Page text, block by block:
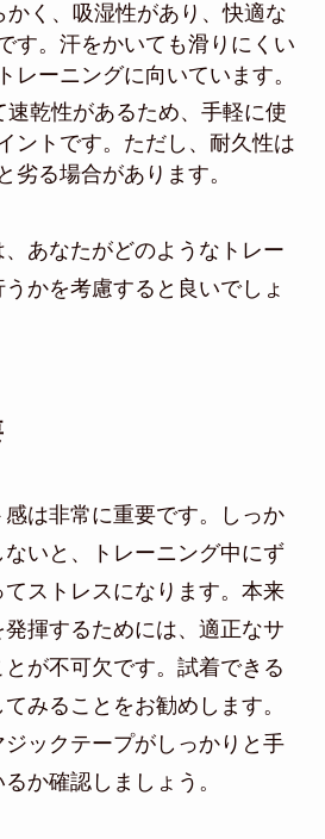
かく、吸湿性があり、快適な
す。汗をかいても滑りにくい
レーニングに向いています。
速乾性があるため、手軽に使
ントです。ただし、耐久性は
劣る場合があります。
あなたがどのようなトレー
かを考慮すると良いでしょ
は非常に重要です。しっか
ないと、トレーニング中にず
ストレスになります。本来
揮するためには、適正なサ
が不可欠です。試着できる
みることをお勧めします。
ックテープがしっかりと手
か確認しましょう。